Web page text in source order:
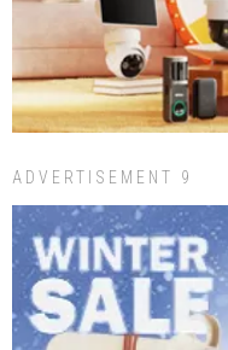
ADVERTISEMENT 9